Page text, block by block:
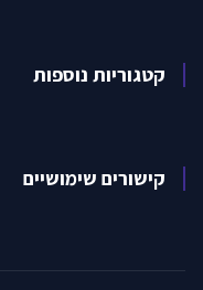
קטגוריות נוספות
קישורים שימושיים